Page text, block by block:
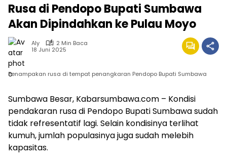
Rusa di Pendopo Bupati Sumbawa
Akan Dipindahkan ke Pulau Moyo
Aly
2 Min Baca
18 Juni 2025
Penampakan rusa di tempat penangkaran Pendopo Bupati Sumbawa
Sumbawa Besar, Kabarsumbawa.com – Kondisi
pendakaran rusa di Pendopo Bupati Sumbawa sudah
tidak refresentatif lagi. Selain kondisinya terlihat
kumuh, jumlah populasinya juga sudah melebih
kapasitas.